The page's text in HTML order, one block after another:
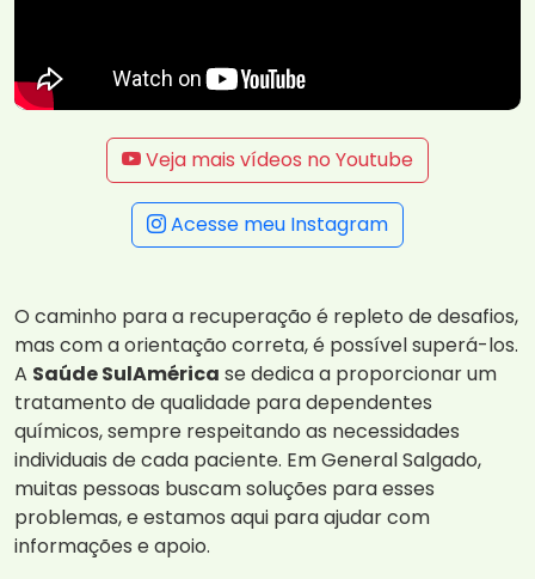
Veja mais vídeos no Youtube
Acesse meu Instagram
O caminho para a recuperação é repleto de desafios,
mas com a orientação correta, é possível superá-los.
A Saúde SulAmérica se dedica a proporcionar um
tratamento de qualidade para dependentes
químicos, sempre respeitando as necessidades
individuais de cada paciente. Em General Salgado,
muitas pessoas buscam soluções para esses
problemas, e estamos aqui para ajudar com
informações e apoio.